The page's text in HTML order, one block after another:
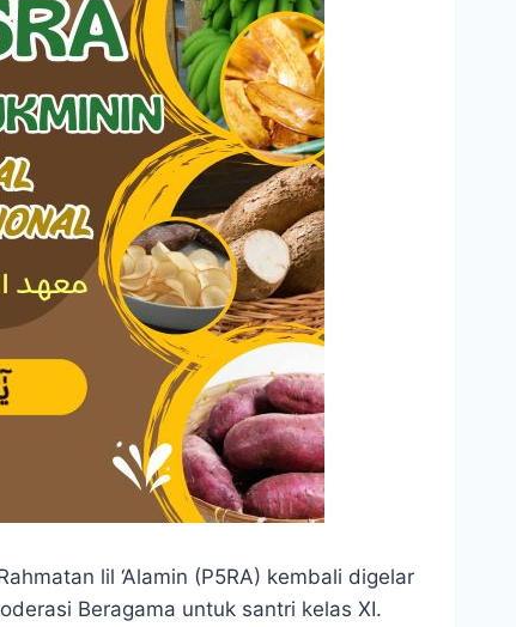
lil ‘Alamin (P5RA) kembali digelar
Beragama untuk santri kelas XI.